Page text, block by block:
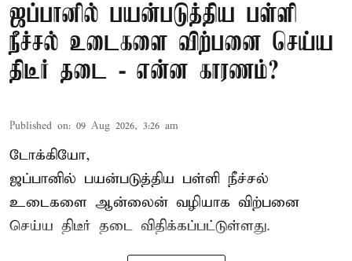
ஜப்பானில் பயன்படுத்திய பள்ளி
நீச்சல் உடைகளை விற்பனை செய்ய
திடீர் தடை - என்ன காரணம்?
Published on: 09 Aug 2026, 3:26 am
டோக்கியோ,
ஜப்பானில் பயன்படுத்திய பள்ளி நீச்சல்
உடைகளை ஆன்லைன் வழியாக விற்பனை
செய்ய திடீர் தடை விதிக்கப்பட்டுள்ளது.